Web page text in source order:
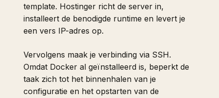
template. Hostinger richt de server in,
installeert de benodigde runtime en levert je
een vers IP-adres op.
Vervolgens maak je verbinding via SSH.
Omdat Docker al geïnstalleerd is, beperkt de
taak zich tot het binnenhalen van je
configuratie en het opstarten van de